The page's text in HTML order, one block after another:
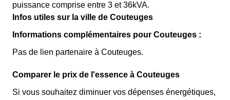
puissance comprise entre 3 et 36kVA.
Infos utiles sur la ville de Couteuges
Informations complémentaires pour Couteuges :
Pas de lien partenaire à Couteuges.
Comparer le prix de l'essence à Couteuges
Si vous souhaitez diminuer vos dépenses énergétiques,